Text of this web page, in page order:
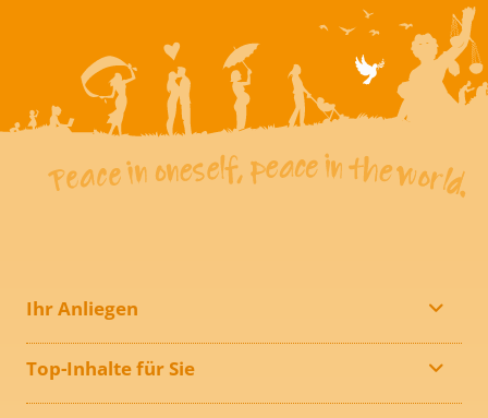
Ihr Anliegen
Top-Inhalte für Sie